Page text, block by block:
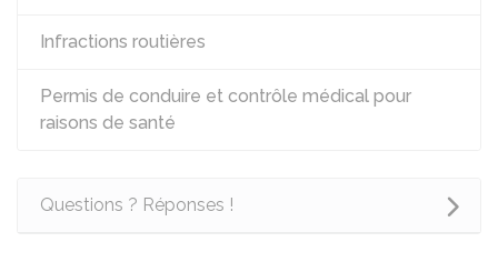
Infractions routières
Permis de conduire et contrôle médical pour
raisons de santé
Questions ? Réponses !